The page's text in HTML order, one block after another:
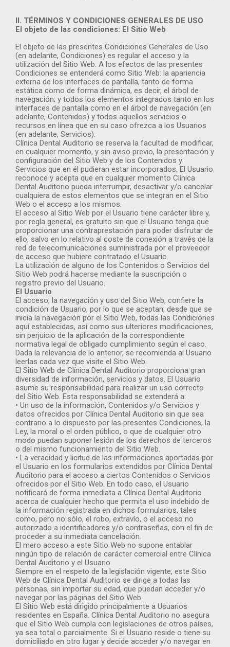
II. TÉRMINOS Y CONDICIONES GENERALES DE USO
El objeto de las condiciones: El Sitio Web
El objeto de las presentes Condiciones Generales de Uso
(en adelante, Condiciones) es regular el acceso y la
utilización del Sitio Web. A los efectos de las presentes
Condiciones se entenderá como Sitio Web: la apariencia
externa de los interfaces de pantalla, tanto de forma
estática como de forma dinámica, es decir, el árbol de
navegación; y todos los elementos integrados tanto en los
interfaces de pantalla como en el árbol de navegación (en
adelante, Contenidos) y todos aquellos servicios o
recursos en línea que en su caso ofrezca a los Usuarios
(en adelante, Servicios).
Clínica Dental Auditorio se reserva la facultad de modificar,
en cualquier momento, y sin aviso previo, la presentación y
configuración del Sitio Web y de los Contenidos y
Servicios que en él pudieran estar incorporados. El Usuario
reconoce y acepta que en cualquier momento Clínica
Dental Auditorio pueda interrumpir, desactivar y/o cancelar
cualquiera de estos elementos que se integran en el Sitio
Web o el acceso a los mismos.
El acceso al Sitio Web por el Usuario tiene carácter libre y,
por regla general, es gratuito sin que el Usuario tenga que
proporcionar una contraprestación para poder disfrutar de
ello, salvo en lo relativo al coste de conexión a través de la
red de telecomunicaciones suministrada por el proveedor
de acceso que hubiere contratado el Usuario.
La utilización de alguno de los Contenidos o Servicios del
Sitio Web podrá hacerse mediante la suscripción o
registro previo del Usuario.
El Usuario
El acceso, la navegación y uso del Sitio Web, confiere la
condición de Usuario, por lo que se aceptan, desde que se
inicia la navegación por el Sitio Web, todas las Condiciones
aquí establecidas, así como sus ulteriores modificaciones,
sin perjuicio de la aplicación de la correspondiente
normativa legal de obligado cumplimiento según el caso.
Dada la relevancia de lo anterior, se recomienda al Usuario
leerlas cada vez que visite el Sitio Web.
El Sitio Web de Clínica Dental Auditorio proporciona gran
diversidad de información, servicios y datos. El Usuario
asume su responsabilidad para realizar un uso correcto
del Sitio Web. Esta responsabilidad se extenderá a:
• Un uso de la información, Contenidos y/o Servicios y
datos ofrecidos por Clínica Dental Auditorio sin que sea
contrario a lo dispuesto por las presentes Condiciones, la
Ley, la moral o el orden público, o que de cualquier otro
modo puedan suponer lesión de los derechos de terceros
o del mismo funcionamiento del Sitio Web.
• La veracidad y licitud de las informaciones aportadas por
el Usuario en los formularios extendidos por Clínica Dental
Auditorio para el acceso a ciertos Contenidos o Servicios
ofrecidos por el Sitio Web. En todo caso, el Usuario
notificará de forma inmediata a Clínica Dental Auditorio
acerca de cualquier hecho que permita el uso indebido de
la información registrada en dichos formularios, tales
como, pero no sólo, el robo, extravío, o el acceso no
autorizado a identificadores y/o contraseñas, con el fin de
proceder a su inmediata cancelación.
El mero acceso a este Sitio Web no supone entablar
ningún tipo de relación de carácter comercial entre Clínica
Dental Auditorio y el Usuario.
Siempre en el respeto de la legislación vigente, este Sitio
Web de Clínica Dental Auditorio se dirige a todas las
personas, sin importar su edad, que puedan acceder y/o
navegar por las páginas del Sitio Web.
El Sitio Web está dirigido principalmente a Usuarios
residentes en España. Clínica Dental Auditorio no asegura
que el Sitio Web cumpla con legislaciones de otros países,
ya sea total o parcialmente. Si el Usuario reside o tiene su
domiciliado en otro lugar y decide acceder y/o navegar en